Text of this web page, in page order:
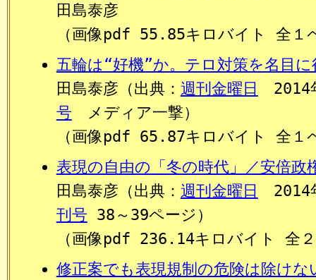
田島泰彦
（画像pdf 55.85キロバイト 全１
五輪は“好機”か。テロ対策を名目
田島泰彦（出典： 週刊金曜日
2014
号メディア一撃）
（画像pdf 65.87キロバイト 全１
表現の自由の「冬の時代」／安倍政
田島泰彦（出典： 週刊金曜日
2014
刊号38～39ページ）
（画像pdf 236.14キロバイト 全
修正案でも表現規制の危険は除けな